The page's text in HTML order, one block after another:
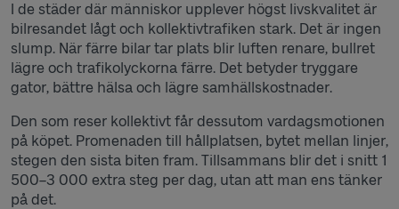
I de städer där människor upplever högst livskvalitet är
bilresandet lågt och kollektivtrafiken stark. Det är ingen
slump. När färre bilar tar plats blir luften renare, bullret
lägre och trafikolyckorna färre. Det betyder tryggare
gator, bättre hälsa och lägre samhällskostnader.
Den som reser kollektivt får dessutom vardagsmotionen
på köpet. Promenaden till hållplatsen, bytet mellan linjer,
stegen den sista biten fram. Tillsammans blir det i snitt 1
500–3 000 extra steg per dag, utan att man ens tänker
på det.